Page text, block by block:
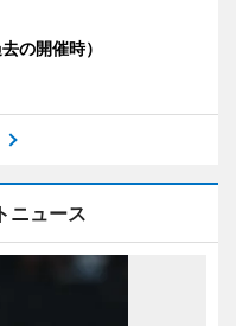
の開催時）
ニュース